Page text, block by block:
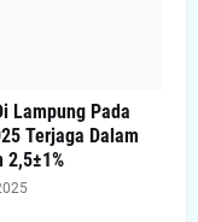
Lampung Pada
Terjaga Dalam
2,5±1%